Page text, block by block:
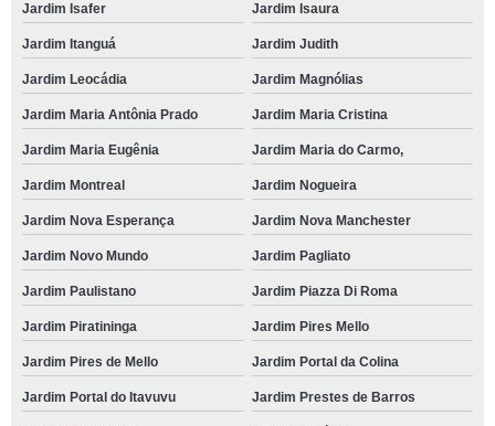
Jardim Isafer Jardim Isaura
Jardim Itanguá Jardim Judith
Jardim Leocádia Jardim Magnólias
Jardim Maria Antônia Prado Jardim Maria Cristina
Jardim Maria Eugênia Jardim Maria do Carmo,
Jardim Montreal Jardim Nogueira
Jardim Nova Esperança Jardim Nova Manchester
Jardim Novo Mundo Jardim Pagliato
Jardim Paulistano Jardim Piazza Di Roma
Jardim Piratininga Jardim Pires Mello
Jardim Pires de Mello Jardim Portal da Colina
Jardim Portal do Itavuvu Jardim Prestes de Barros